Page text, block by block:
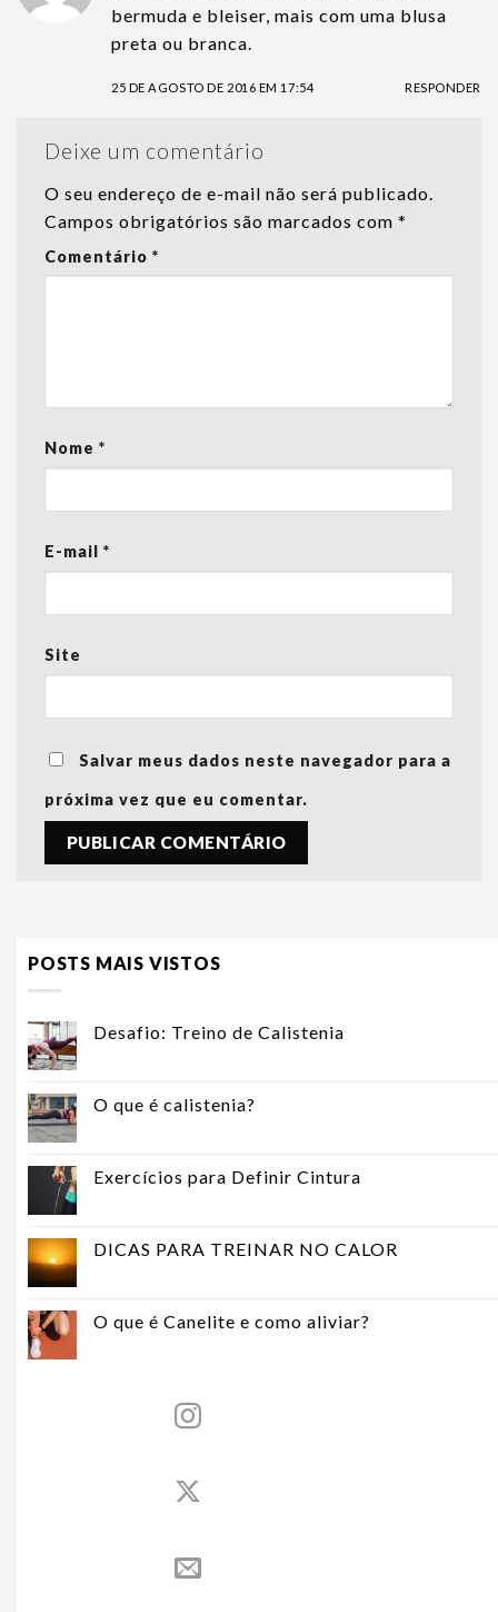
bermuda e bleiser, mais com uma blusa
preta ou branca.
25 DE AGOSTO DE 2016 EM 17:54 RESPONDER
Deixe um comentário
O seu endereço de e-mail não será publicado.
Campos obrigatórios são marcados com *
Comentário *
Nome *
E-mail *
Site
Salvar meus dados neste navegador para a
próxima vez que eu comentar.
POSTS MAIS VISTOS
Desafio: Treino de Calistenia
O que é calistenia?
Exercícios para Definir Cintura
DICAS PARA TREINAR NO CALOR
O que é Canelite e como aliviar?